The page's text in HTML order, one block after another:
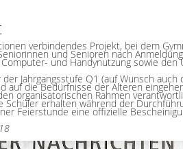
verbindendes Projekt, bei dem
und Senioren nach
und Handynutzung sowie
Jahrgangsstufe Q1 (auf Wunsch
auf die Bedürfnisse der Älteren
organisatorischen Rahmen
erhalten während der
Feierstunde eine offizielle